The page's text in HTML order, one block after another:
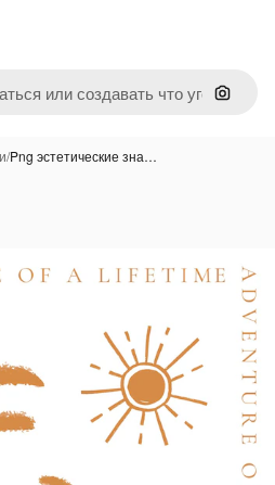
Поиск
/Png эстетические зна…